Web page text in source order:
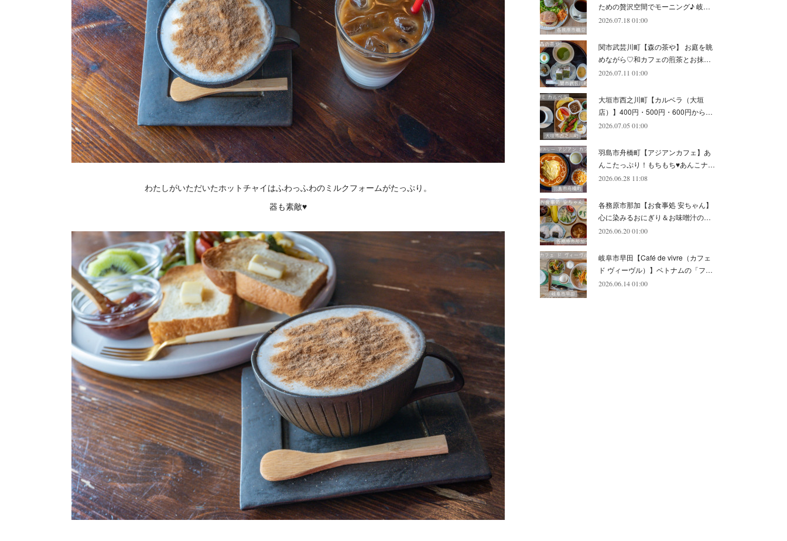
わたしがいただいたホットチャイはふわっふわのミルクフォームがたっぷり。
器も素敵♥
(8)
(7)
(11)
(6)
(12)
(6)
ための贅沢空間でモーニング♪ 岐…
2026.07.18 01:00
関市武芸川町【森の茶や】 お庭を眺
めながら♡和カフェの煎茶とお抹…
2026.07.11 01:00
大垣市西之川町【カルベラ（大垣
店）】400円・500円・600円から…
2026.07.05 01:00
羽島市舟橋町【アジアンカフェ】あ
んこたっぷり！もちもち♥あんこナ…
2026.06.28 11:08
各務原市那加【お食事処 安ちゃん】
心に染みるおにぎり＆お味噌汁の…
2026.06.20 01:00
岐阜市早田【Café de vivre（カフェ
ド ヴィーヴル）】ベトナムの「フ…
2026.06.14 01:00